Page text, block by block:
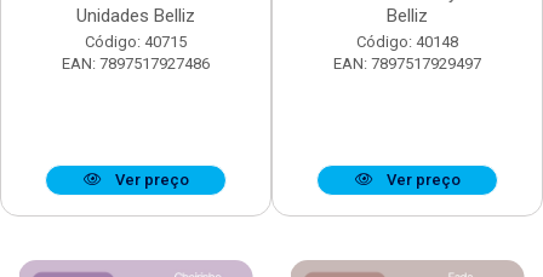
Unidades Belliz
Código: 40715
EAN: 7897517927486
Ver preço
Belliz
Código: 40148
EAN: 7897517929497
Ver preço